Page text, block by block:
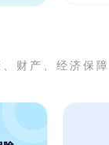
财产、经济保障